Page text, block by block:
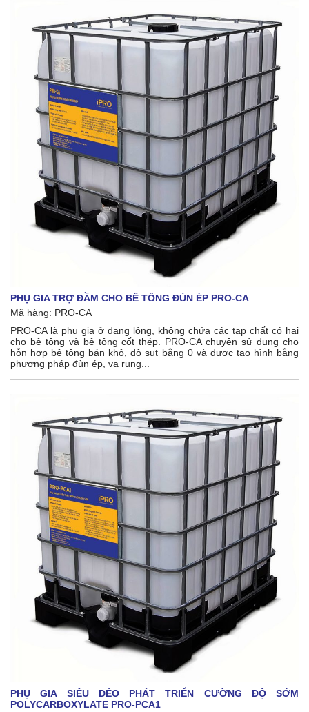
PHỤ GIA TRỢ ĐẦM CHO BÊ TÔNG ĐÙN ÉP PRO-CA
Mã hàng: PRO-CA
PRO-CA là phụ gia ở dạng lỏng, không chứa các tạp chất có hại
cho bê tông và bê tông cốt thép. PRO-CA chuyên sử dụng cho
hỗn hợp bê tông bán khô, độ sụt bằng 0 và được tạo hình bằng
phương pháp đùn ép, va rung...
PHỤ GIA SIÊU DẺO PHÁT TRIỂN CƯỜNG ĐỘ SỚM
POLYCARBOXYLATE PRO-PCA1